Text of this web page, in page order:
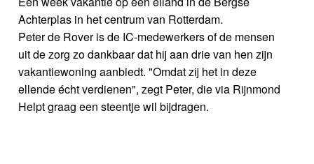
Achterplas in het centrum van Rotterdam.
Peter de Rover is de IC-medewerkers of de mensen
uit de zorg zo dankbaar dat hij aan drie van hen zijn
vakantiewoning aanbiedt. "Omdat zij het in deze
ellende écht verdienen", zegt Peter, die via Rijnmond
Helpt graag een steentje wil bijdragen.